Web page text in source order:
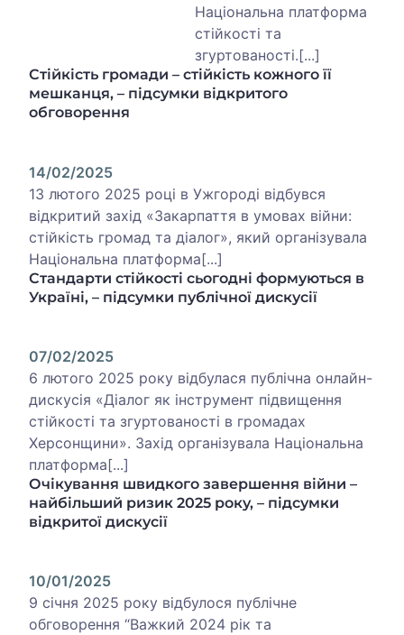
Національна платформа
стійкості та
згуртованості.[...]
Стійкість громади – стійкість кожного її
мешканця, – підсумки відкритого
обговорення
14/02/2025
13 лютого 2025 році в Ужгороді відбувся
відкритий захід «Закарпаття в умовах війни:
стійкість громад та діалог», який організувала
Національна платформа[...]
Стандарти стійкості сьогодні формуються в
Україні, – підсумки публічної дискусії
07/02/2025
6 лютого 2025 року відбулася публічна онлайн-
дискусія «Діалог як інструмент підвищення
стійкості та згуртованості в громадах
Херсонщини». Захід організувала Національна
платформа[...]
Очікування швидкого завершення війни –
найбільший ризик 2025 року, – підсумки
відкритої дискусії
10/01/2025
9 січня 2025 року відбулося публічне
обговорення “Важкий 2024 рік та